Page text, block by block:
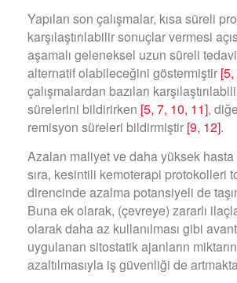
Yapılan son çalışmalar, kısa süreli
karşılaştırılabilir sonuçlar vermesi
aşamalı geleneksel uzun süreli
alternatif olabileceğini göstermiştir
çalışmalardan bazıları
sürelerini bildirirken [5, 7, 10, 11],
remisyon süreleri bildirmiştir [9, 12].
Azalan maliyet ve daha yüksek hasta
sıra, kesintili kemoterapi protokolleri
direncinde azalma potansiyeli de
Buna ek olarak, (çevreye) zararlı
olarak daha az kullanılması gibi
uygulanan sitostatik ajanların
azaltılmasıyla iş güvenliği de